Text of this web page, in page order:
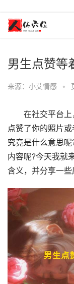
男生点赞等
来源：小艾情感 •
在社交平台上
点赞了你的照片
究竟是什么意思
内容呢?今天我就
含义，并分享一些